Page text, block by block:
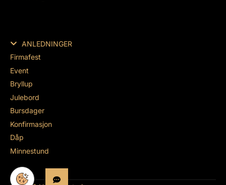
ANLEDNINGER
Firmafest
Event
Bryllup
Julebord
Bursdager
Konfirmasjon
Dåp
Minnestund